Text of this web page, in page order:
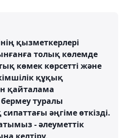
қызметкерлері
толық көлемде
көмек көрсетті және
құқық
қайталама
туралы
әңгіме өткізді.
- әлеуметтік